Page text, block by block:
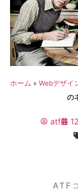
ホーム » Webデザイ
の
atf
ATF